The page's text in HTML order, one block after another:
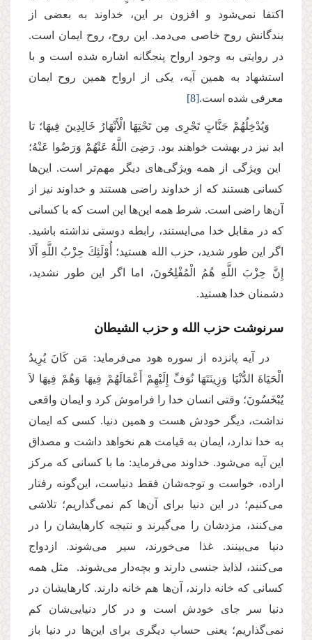
اکتفا نمی‌شود و افزون بر این‌، خداوند به بعضی از
بندگانش روح خاصی می‌دمد. این روح، روح ایمان است.
در روایتی به وجود ارواح پنجگانه اشاره شده است و با
استشهاد به همین آیه، یکی از ارواح همین روح ایمان
معرفی شده است.[8]
وَیُدْخِلُهُمْ جَنَّاتٍ تَجْرِی مِن تَحْتِهَا الْأَنْهَارُ خَالِدِینَ فِیهَا؛ تا
ابد نیز در بهشت خواهند بود. رَضِیَ اللَّهُ عَنْهُمْ وَرَضُوا عَنْهُ؛
این ویژگی از همه ویژگی‌های دیگر مهم‌تر است. این‌ها
کسانی هستند که از خداوند راضی هستند و خداوند نیز از
آن‌ها راضی است. شرط همه این‌ها این است که با کسانی
که در مقابل خدا می‌ایستند، رابطه دوستی نداشته باشید.
اگر این‌ طور شدید،‌ حزب الله هستید؛ أُوْلَئِكَ حِزْبُ اللَّهِ أَلَا
إِنَّ حِزْبَ اللَّهِ هُمُ الْمُفْلِحُونَ، اما اگر این طور نشدید،‌
دشمنان خدا هستید.
سرنوشت حزب الله و حزب الشیطان
در آیه پانزده از سوره هود می‌فرماید: مَن كَانَ یُرِیدُ
الْحَیَاةَ الدُّنْیَا وَزِینَتَهَا نُوَفِّ إِلَیْهِمْ أَعْمَالَهُمْ فِیهَا وَهُمْ فِیهَا لاَ
یُبْخَسُونَ؛ وقتی انسان خدا را فراموش کرد و ایمان واقعی
نداشت، دیگر خودش هست و همین دنیا. کسی که ایمان
به خدا ندارد، ایمان به قیامت هم نخواهد داشت و مصداق
این آیه می‌شود. خداوند می‌فرماید: ما با کسانی که مرکز
اراده، خواست و توجه‌شان فقط دنیاست، این‌گونه رفتار
می‌کنیم؛ در این دنیا برای آن‌ها کم‌ نمی‌گذاریم؛ تلاشی
می‌کنند، مزدشان را می‌گیرند و نتیجه کارهایشان را در
دنیا می‌بینند. غذا می‌خورند، سیر می‌شوند. ازدواج
می‌کنند، لذایذ جنسی دارند و بچه‌‌دار می‌شوند. مثل همه
کسانی که خانه دارند، آن‌ها هم خانه دارند. کارهایشان در
دنیا سر جای خودش است و در کار دنیایی‌شان کم
نمی‌گذاریم؛ یعنی حساب دیگری برای این‌ها در دنیا باز